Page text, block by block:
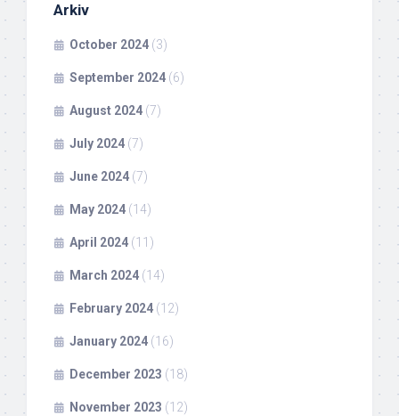
Arkiv
October 2024 (3)
September 2024 (6)
August 2024 (7)
July 2024 (7)
June 2024 (7)
May 2024 (14)
April 2024 (11)
March 2024 (14)
February 2024 (12)
January 2024 (16)
December 2023 (18)
November 2023 (12)